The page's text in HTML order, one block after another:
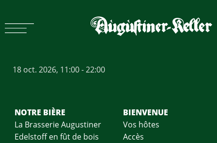
Liens rapides
VIDÉO DE NOTRE FLASH MOB
NOURRITURE ET BOISSONS
18 oct. 2026, 11:00 - 22:00
NOTRE BIÈRE
La Brasserie Augustiner
Edelstoff en fût de bois
BIENVENUE
Vos hôtes​
Accès